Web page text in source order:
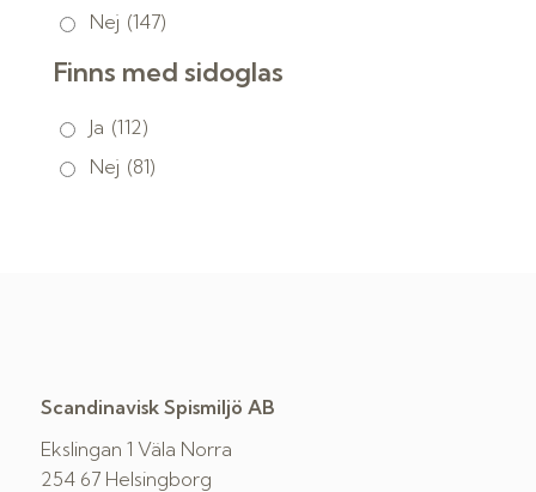
Nej (147)
Finns med sidoglas
Ja (112)
Nej (81)
Scandinavisk Spismiljö AB
Ekslingan 1 Väla Norra
254 67 Helsingborg